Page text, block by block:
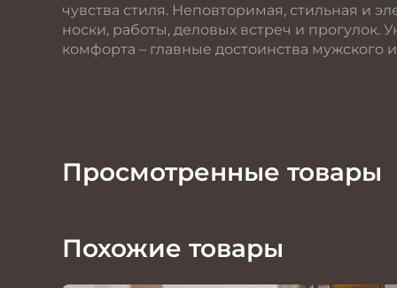
чувства стиля. Неповторимая, стильная и
носки, работы, деловых встреч и прогулок.
комфорта – главные достоинства мужского
Просмотренные товары
Похожие товары